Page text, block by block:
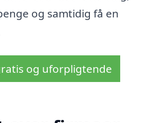
og samtidig få en
og uforpligtende